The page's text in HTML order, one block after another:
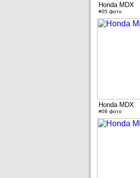
Honda MDX
#05 фото
Honda MDX
#08 фото